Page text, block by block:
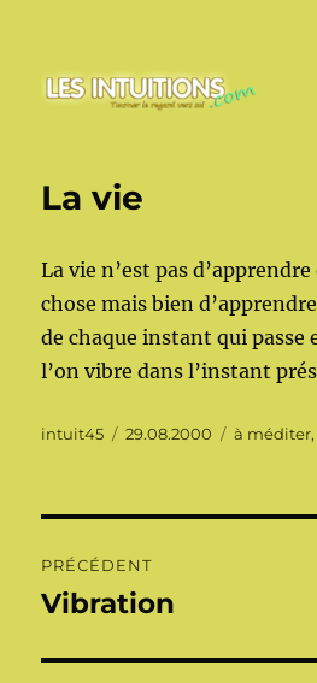
La vie
La vie n’est pas
chose mais bien
de chaque instant qui passe
l’on vibre dans l’instant
Auteur
intuit45
Publié
29.08.2000 Catégories
à
de
PRÉCÉDENT
Publication
Vibration